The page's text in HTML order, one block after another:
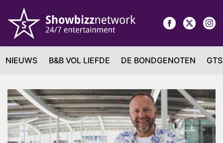
NIEUWS B&B VOL LIEFDE DE BONDGENOTEN